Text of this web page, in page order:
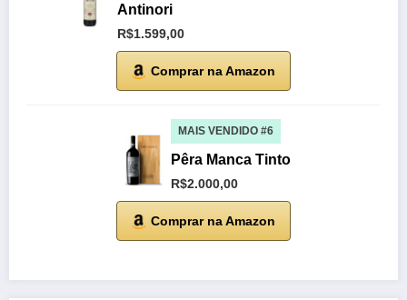
Antinori
R$1.599,00
Comprar na Amazon
MAIS VENDIDO #6
Pêra Manca Tinto
R$2.000,00
Comprar na Amazon